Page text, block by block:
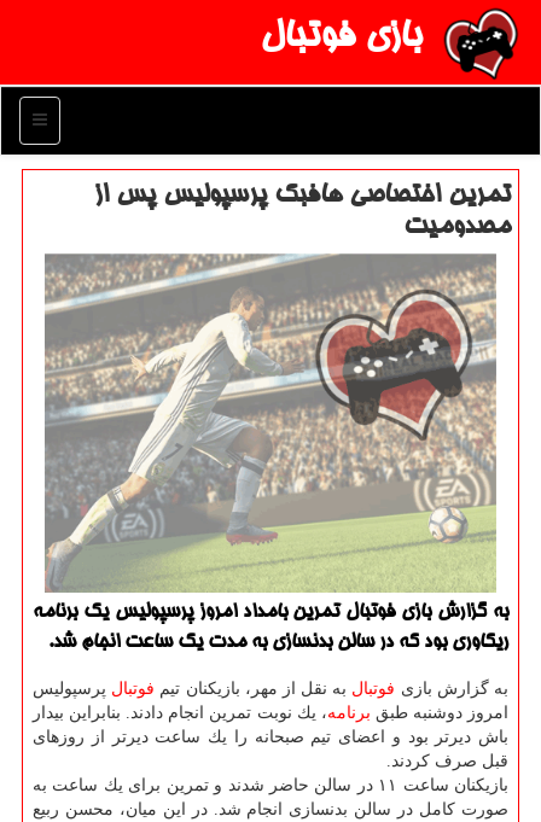
بازی فوتبال
منو
تمرین اختصاصی هافبك پرسپولیس پس از
مصدومیت
به گزارش بازی فوتبال تمرین بامداد امروز پرسپولیس یك برنامه
ریكاوری بود كه در سالن بدنسازی به مدت یك ساعت انجام شد.
به گزارش بازی فوتبال به نقل از مهر، بازیكنان تیم فوتبال پرسپولیس
امروز دوشنبه طبق برنامه، یك نوبت تمرین انجام دادند. بنابراین بیدار
باش دیرتر بود و اعضای تیم صبحانه را یك ساعت دیرتر از روزهای
قبل صرف كردند.
بازیكنان ساعت ۱۱ در سالن حاضر شدند و تمرین برای یك ساعت به
صورت كامل در سالن بدنسازی انجام شد. در این میان، محسن ربیع